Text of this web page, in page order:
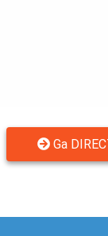
Ga